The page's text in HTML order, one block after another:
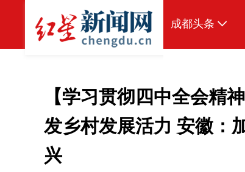
成都头条
本地
国内
【学习贯彻四中全会精
发乡村发展活力 安徽：
兴